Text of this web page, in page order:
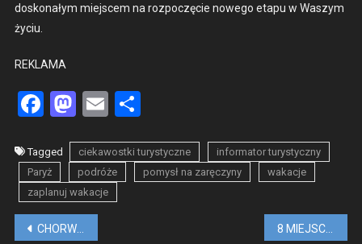
doskon­ałym miejscem na rozpoczę­cie nowego eta­pu w Waszym
życiu.
REKLAMA
Facebook
Mastodon
EmailShare
Tagged ciekawostki turystyczne
informator turystyczny
Paryż
podróże pomysł na zaręczyny
wakacje
zaplanuj wakacje
Nawigacja
CHORWACJA IDEALNY KIERUNEK NA PODRÓŻ POŚLUBNĄ